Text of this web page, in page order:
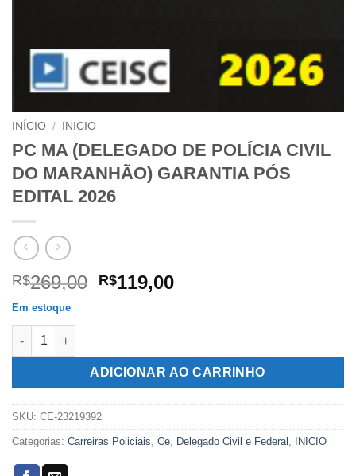
INÍCIO / INICIO
PC MA (DELEGADO DE POLÍCIA CIVIL
DO MARANHÃO) GARANTIA PÓS
EDITAL 2026
R$269,00 O
R$269,00.
R$119,00O
R$119,00.
Em estoque
PC MA (DELEGADO DE POLÍCIA CIVIL DO MARANHÃO)
ADICIONAR AO CARRINHO
SKU: CE-23219392
Categorias: Carreiras Policiais, Ce, Delegado Civil e Federal , INICIO